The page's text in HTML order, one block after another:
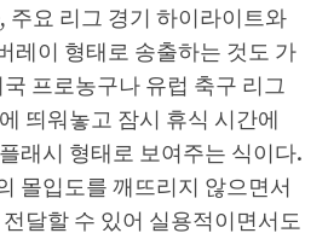
주요 리그 경기 하이라이트와
레이 형태로 송출하는 것도 가
프로농구나 유럽 축구 리그
띄워놓고 잠시 휴식 시간에
래시 형태로 보여주는 식이다.
몰입도를 깨뜨리지 않으면서
달할 수 있어 실용적이면서도